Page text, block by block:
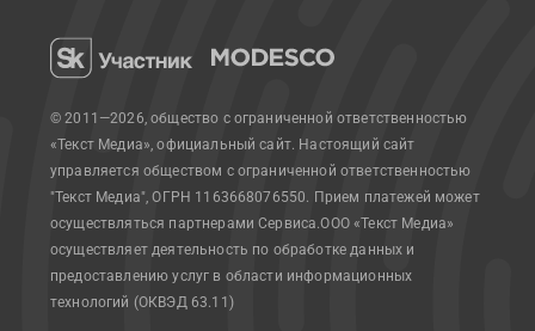
© 2011—2026, общество с ограниченной ответственностью
«Текст Медиа», официальный сайт. Настоящий сайт
управляется обществом с ограниченной ответственностью
"Текст Медиа", ОГРН 1163668076550. Прием платежей может
осуществляться партнерами Сервиса.ООО «Текст Медиа»
осуществляет деятельность по обработке данных и
предоставлению услуг в области информационных
технологий (ОКВЭД 63.11)